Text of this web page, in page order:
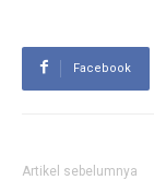
Facebook
Artikel sebelumnya